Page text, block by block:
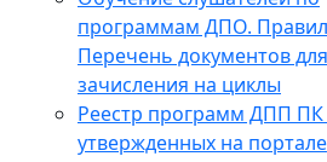
программам ДПО.
Перечень документов для
зачисления на циклы
Реестр программ ДПП
утвержденных на портале